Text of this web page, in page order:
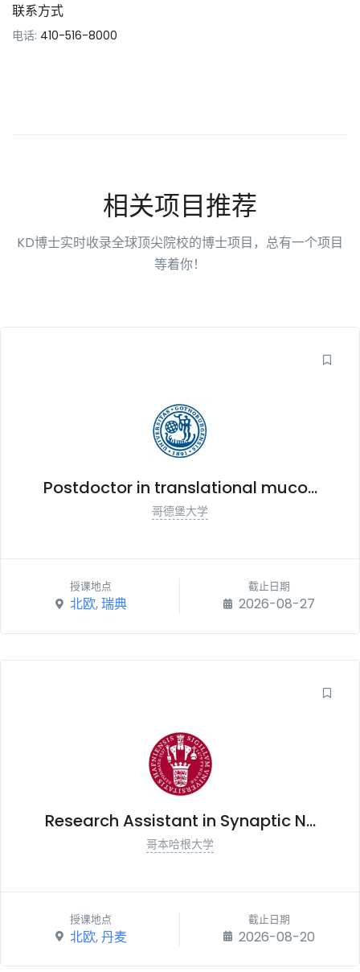
联系方式
电话: 410-516-8000
相关项目推荐
KD博士实时收录全球顶尖院校的博士项目，总有一个项目
等着你！
Postdoctor in translational muco...
哥德堡大学
授课地点
北欧,瑞典
截止日期
2026-08-27
Research Assistant in Synaptic N...
哥本哈根大学
授课地点
北欧,丹麦
截止日期
2026-08-20